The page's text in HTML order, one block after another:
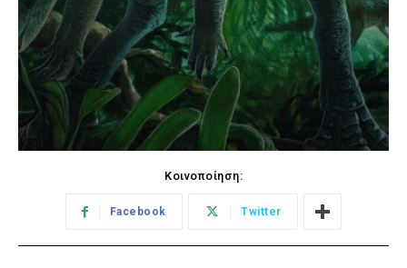
Κοινοποίηση:
Facebook Twitter